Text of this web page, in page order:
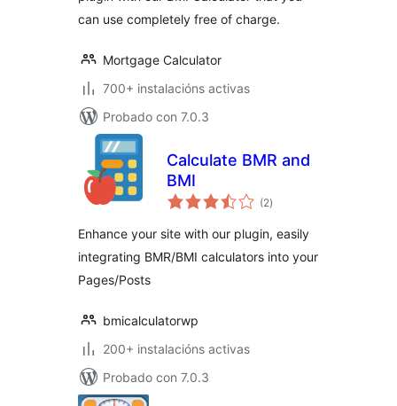
can use completely free of charge.
Mortgage Calculator
700+ instalacións activas
Probado con 7.0.3
Calculate BMR and
BMI
(2valoracións
totais
)
Enhance your site with our plugin, easily
integrating BMR/BMI calculators into your
Pages/Posts
bmicalculatorwp
200+ instalacións activas
Probado con 7.0.3